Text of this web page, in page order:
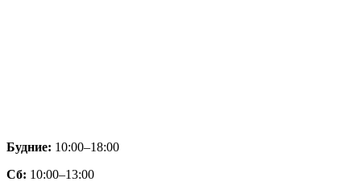
Будние: 10:00–18:00
Сб: 10:00–13:00